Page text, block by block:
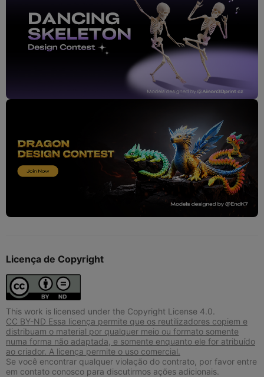
Licença de Copyright
This work is licensed under the Copyright License 4.0.
CC BY-ND Essa licença permite que os reutilizadores copiem e
distribuam o material por qualquer meio ou formato somente
numa forma não adaptada, e somente enquanto ele for atribuído
ao criador. A licença permite o uso comercial.
Se você encontrar qualquer violação do contrato, por favor entre
em contato conosco para discutirmos ações adicionais.